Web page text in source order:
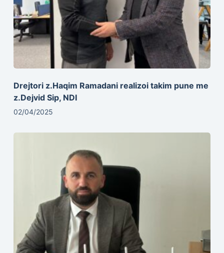
Drejtori z.Haqim Ramadani realizoi takim pune me
z.Dejvid Sip, NDI
02/04/2025